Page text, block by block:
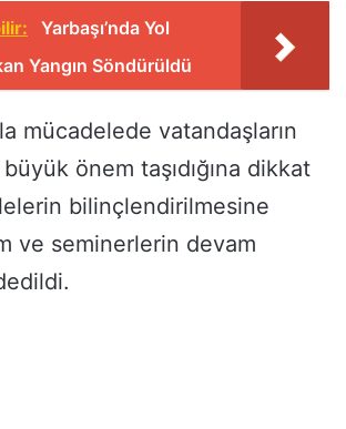
Yarbaşı’nda Yol
Yangın Söndürüldü
mücadelede vatandaşların
büyük önem taşıdığına dikkat
bilinçlendirilmesine
ve seminerlerin devam